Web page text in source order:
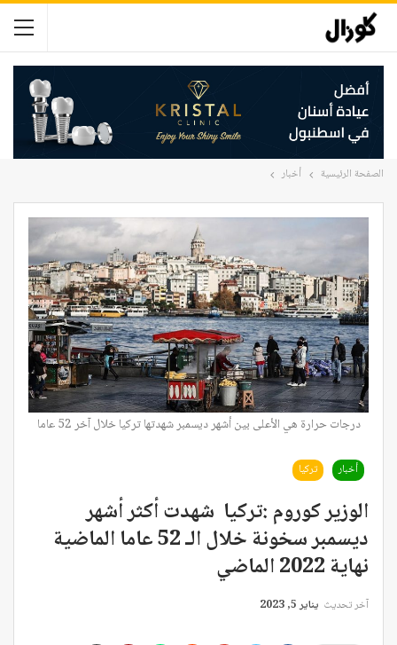
الصفحة الرئيسية أخبار
درجات حرارة هي الأعلى بين أشهر ديسمبر شهدتها تركيا خلال آخر 52 عاما
أخبار تركيا
الوزير كوروم :تركيا شهدت أكثر أشهر
ديسمبر سخونة خلال الـ 52 عاما الماضية
نهاية 2022 الماضي
آخر تحديث يناير 5, 2023